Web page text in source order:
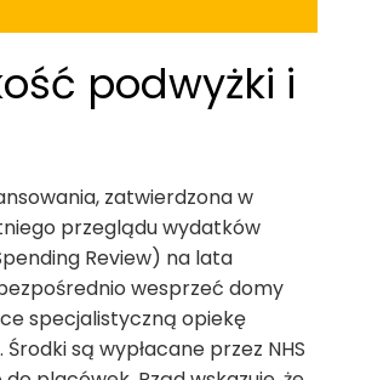
podwyżki i
zatwierdzona w
przeglądu wydatków
Review) na lata
wesprzeć domy
specjalistyczną opiekę
są wypłacane przez NHS